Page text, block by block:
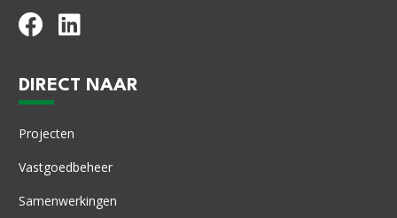
DIRECT NAAR
Projecten
Vastgoedbeheer
Samenwerkingen